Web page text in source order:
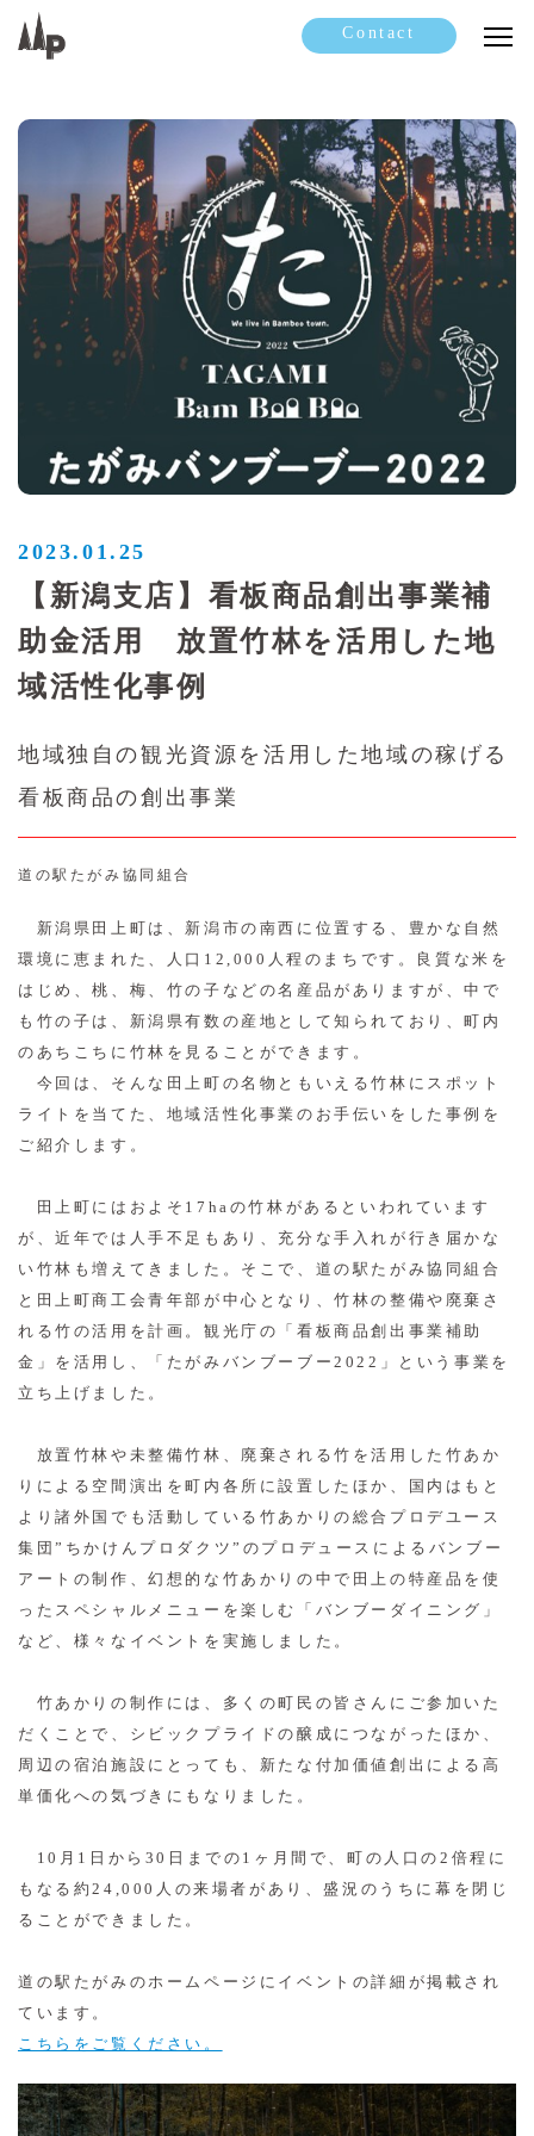
Contact
2023.01.25
【新潟支店】看板商品創出事業補
助金活用 放置竹林を活用した地
域活性化事例
地域独自の観光資源を活用した地域の稼げる
看板商品の創出事業
道の駅たがみ協同組合
新潟県田上町は、新潟市の南西に位置する、豊かな自然
環境に恵まれた、人口12,000人程のまちです。良質な米を
はじめ、桃、梅、竹の子などの名産品がありますが、中で
も竹の子は、新潟県有数の産地として知られており、町内
のあちこちに竹林を見ることができます。
今回は、そんな田上町の名物ともいえる竹林にスポット
ライトを当てた、地域活性化事業のお手伝いをした事例を
ご紹介します。
田上町にはおよそ17haの竹林があるといわれています
が、近年では人手不足もあり、充分な手入れが行き届かな
い竹林も増えてきました。そこで、道の駅たがみ協同組合
と田上町商工会青年部が中心となり、竹林の整備や廃棄さ
れる竹の活用を計画。観光庁の「看板商品創出事業補助
金」を活用し、「たがみバンブーブー2022」という事業を
立ち上げました。
放置竹林や未整備竹林、廃棄される竹を活用した竹あか
りによる空間演出を町内各所に設置したほか、国内はもと
より諸外国でも活動している竹あかりの総合プロデユース
集団”ちかけんプロダクツ”のプロデュースによるバンブー
アートの制作、幻想的な竹あかりの中で田上の特産品を使
ったスペシャルメニューを楽しむ「バンブーダイニング」
など、様々なイベントを実施しました。
竹あかりの制作には、多くの町民の皆さんにご参加いた
だくことで、シビックプライドの醸成につながったほか、
周辺の宿泊施設にとっても、新たな付加価値創出による高
単価化への気づきにもなりました。
10月1日から30日までの1ヶ月間で、町の人口の2倍程に
もなる約24,000人の来場者があり、盛況のうちに幕を閉じ
ることができました。
道の駅たがみのホームページにイベントの詳細が掲載され
ています。
こちらをご覧ください。